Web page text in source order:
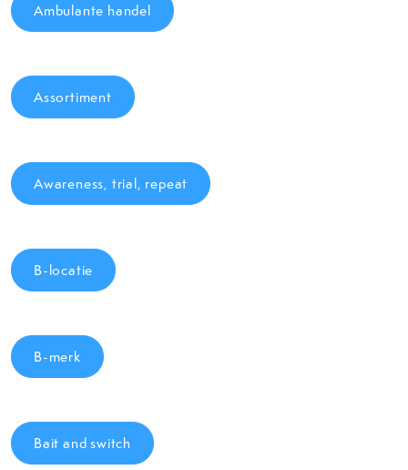
Ambulante handel
Assortiment
Awareness, trial, repeat
B-locatie
B-merk
Bait and switch